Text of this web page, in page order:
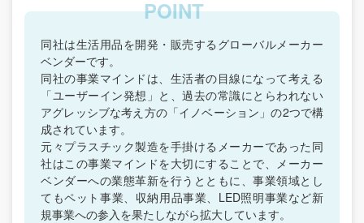
同社は生活用品を開発・販売するグローバルメーカー
ベンダーです。
同社の事業マインドは、生活者の目線になって考える
「ユーザーイン発想」と、過去の常識にとらわれない
アグレッシブな考え方の「イノベーション」の2つで構
成されています。
元々プラスチック製造を手掛けるメーカーであった同
社はこの事業マインドを大切にすることで、メーカー
ベンダーへの業態革新を行うとともに、事業領域とし
てもペット事業、収納用品事業、LED照明事業など新
規事業への参入を果たしながら拡大しています。